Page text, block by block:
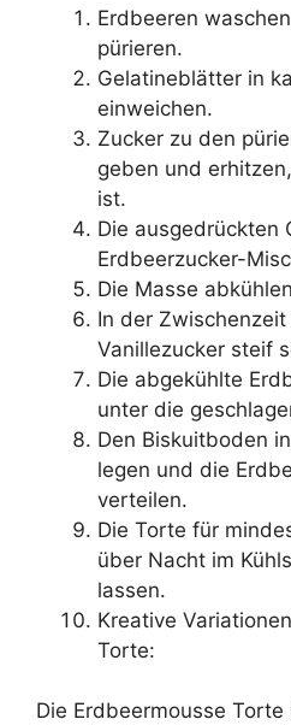
Erdbeeren
pürieren.
Gelatineblätter in
einweichen.
Zucker zu den
geben und
ist.
Die ausgedrückten
Erdbeerzucker-
Die Masse
In der
Vanillezucker steif
Die abgekühlte
unter die
Den Biskuitboden
legen und die
verteilen.
Die Torte für
über Nacht im
lassen.
Kreative
Torte:
Die Erdbeermousse